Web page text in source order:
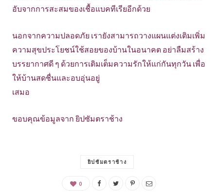
อับจากการสะสมของเชื้อแบคทีเรียอีกด้วย
นอกจากความปลอดภัย เรายังสามารถวางแผนแต่งเติมเพิ่ม
ความสุขประโยชน์ใช้สอยของบ้านในอนาคต อย่าลืมสร้าง
บรรยากาศดี ๆ ด้วยการเติมเต็มความรักให้แก่กันทุกวัน เพื่อ
ให้บ้านสดชื่นและอบอุ่นอยู่
เสมอ
ขอบคุณข้อมูลจาก ยิปซัมตราช้าง
ยิปซัมตราช้าง
0